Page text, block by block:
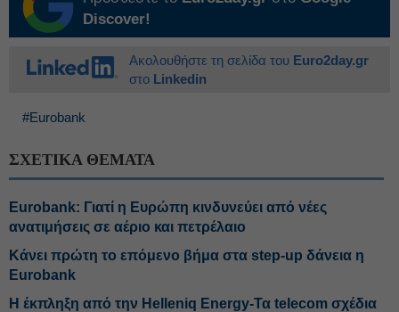
Discover!
Ακολουθήστε τη σελίδα του Euro2day.gr
στο Linkedin
#Eurobank
ΣΧΕΤΙΚΑ ΘΕΜΑΤΑ
Eurobank: Γιατί η Ευρώπη κινδυνεύει από νέες
ανατιμήσεις σε αέριο και πετρέλαιο
Κάνει πρώτη το επόμενο βήμα στα step-up δάνεια η
Eurobank
H έκπληξη από την Helleniq Energy-Τα telecom σχέδια